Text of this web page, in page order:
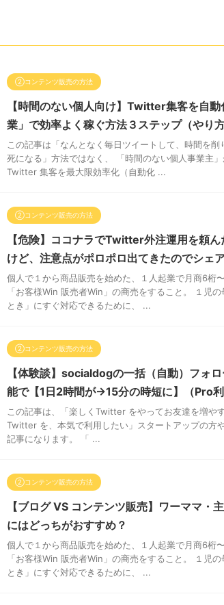
②コンテンツ販売の方法
【時間のない個人向け】Twitter集客を自
業」で効率よく稼ぐ方法３ステップ（やり
この記事は「なんとなく毎日ツイートして、時間を
死になる」方法ではなく、 「時間のない個人事業主
Twitter 集客を最大限効率化（自動化 ...
②コンテンツ販売の方法
【危険】ココナラでTwitter外注運用を頼
けど、注意点がポロポロ出てきたのでシェ
個人で１から商品販売を始めた、１人起業で月商6桁
「お客様Win 販売者Win」の商売をすること。 １児
とき」にすぐ対応できるために、 ...
②コンテンツ販売の方法
【体験談】socialdogの一括（自動）フォ
能で【1日2時間が→15分の時短に】（Pro利
この記事は、「楽しくTwitter をやってお友達を増や
Twitter を、本気で利用したい」スタートアップの方
記事になります。 「 ...
②コンテンツ販売の方法
【ブログ VS コンテンツ販売】ワーママ・
にはどっちがおすすめ？
個人で１から商品販売を始めた、１人起業で月商6桁
「お客様Win 販売者Win」の商売をすること。 １児
とき」にすぐ対応できるために、 ...